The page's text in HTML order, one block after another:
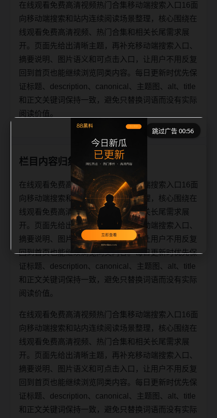
在线观看免费高清视频热门合集移动端搜索入口16面
向移动端搜索和站内连续阅读场景整理，核心围绕在
线观看免费高清视频、热门合集和相关长尾需求展
开。页面先给出清晰主题，再补充移动端搜索入口、
摘要说明、图片语义和可点击入口，让用户不用反复
回到首页也能继续浏览同类内容。每日更新时优先保
证标题、description、canonical、主题图、alt、title
和正文关键词保持一致，避免只替换词语而没有实际
阅读价值。
栏目内容归集
在线观看免费高清视频热门合集移动端搜索入口16面
向移动端搜索和站内连续阅读场景整理，核心围绕在
线观看免费高清视频、热门合集和相关长尾需求展
开。页面先给出清晰主题，再补充移动端搜索入口、
摘要说明、图片语义和可点击入口，让用户不用反复
回到首页也能继续浏览同类内容。每日更新时优先保
证标题、description、canonical、主题图、alt、title
和正文关键词保持一致，避免只替换词语而没有实际
阅读价值。
在线观看免费高清视频热门合集移动端搜索入口16面
向移动端搜索和站内连续阅读场景整理，核心围绕在
线观看免费高清视频、热门合集和相关长尾需求展
开。页面先给出清晰主题，再补充移动端搜索入口、
摘要说明、图片语义和可点击入口，让用户不用反复
回到首页也能继续浏览同类内容。每日更新时优先保
证标题、description、canonical、主题图、alt、title
和正文关键词保持一致，避免只替换词语而没有实际
跳过广告 00:56